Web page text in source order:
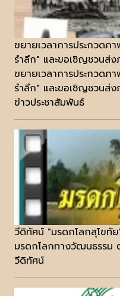
ขยายเวลาการประกวด
รำลึก" และขอเชิญชวนส่ง
ขยายเวลาการประกวด
รำลึก" และขอเชิญชวนส่ง
ข่าวประชาสัมพันธ์
วีดิทัศน์ "มรดกโลกสุโขทั
มรดกโลกทางวัฒนธรรม
วีดิทัศน์